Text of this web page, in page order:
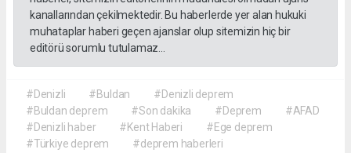
kanallarından çekilmektedir. Bu haberlerde yer alan hukuki
muhataplar haberi geçen ajanslar olup sitemizin hiç bir
editörü sorumlu tutulamaz...
#Denizli #Buldan
#Denizli deprem
#Buldan deprem
#Son dakika #Deprem
#AFAD
#Denizli haber
#Kent Haberi
#Ege deprem
#Türkiye deprem
#deprem haberleri